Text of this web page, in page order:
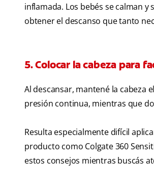
inflamada. Los bebés se calman
obtener el descanso que tanto
5. Colocar la cabeza para
Al descansar, mantené la cabeza
presión continua, mientras que
Resulta especialmente difícil
producto como Colgate 360
estos consejos mientras buscás